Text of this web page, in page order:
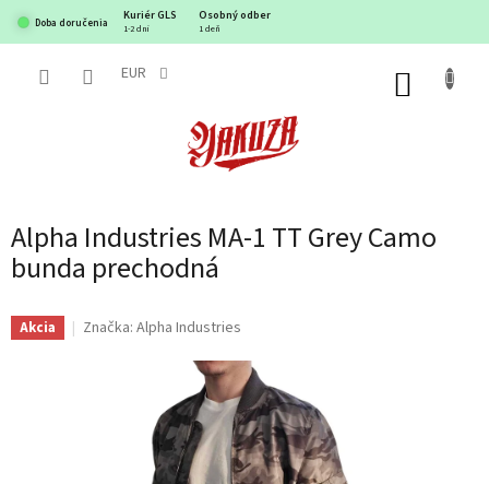
obsah
Doba doručenia
Kuriér GLS Osobný odber
1-2 dni 1 deň
EUR
Alpha Industries MA-1 TT Grey Camo
bunda prechodná
Akcia Značka: Alpha Industries